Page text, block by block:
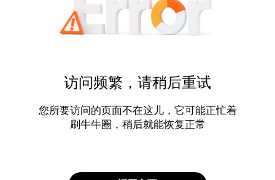
访问频繁，请稍后重试
您所要访问的页面不在这儿，它可能正忙着
刷牛牛圈，稍后就能恢复正常